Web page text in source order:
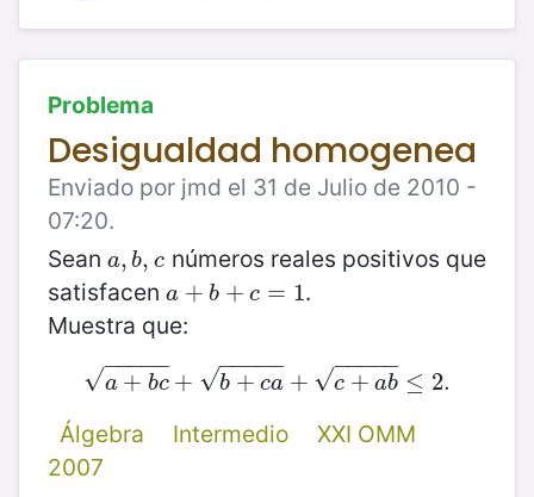
Problema
Desigualdad homogenea
Enviado por jmd el 31 de Julio de 2010 -
07:20.
Sean a, b, c
a,b,c números reales positivos que
satisfacen a + b + c = 1
a +b + c=1
.
Muestra que:
a + bc
− −
−−−
√ + b + ca
− −
−−−
√ + c + ab
− −
−−−
√ ≤ 2.
a+b c+b +ca+c+ab ≤2.
Álgebra
Intermedio
XXI OMM
2007